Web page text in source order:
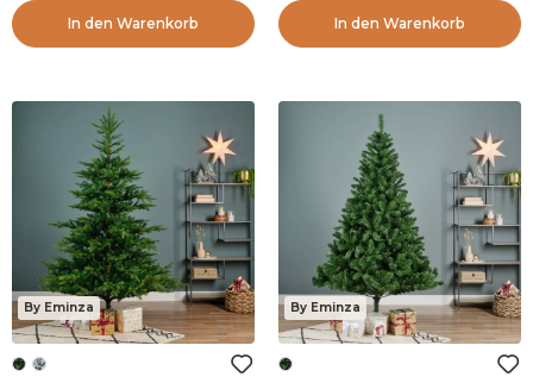
In den Warenkorb In den Warenkorb
By Eminza By Eminza